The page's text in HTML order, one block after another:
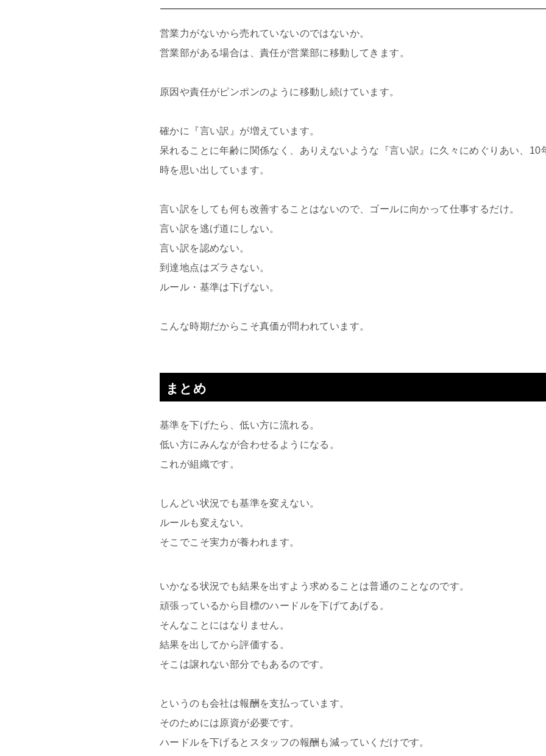
営業力がないから売れていないのではないか。
営業部がある場合は、責任が営業部に移動してきます。
原因や責任がピンポンのように移動し続けています。
確かに『言い訳』が増えています。
呆れることに年齢に関係なく、ありえないような『言い訳』に久々にめぐりあい、10
時を思い出しています。
言い訳をしても何も改善することはないので、ゴールに向かって仕事するだけ。
言い訳を逃げ道にしない。
言い訳を認めない。
到達地点はズラさない。
ルール・基準は下げない。
こんな時期だからこそ真価が問われています。
まとめ
基準を下げたら、低い方に流れる。
低い方にみんなが合わせるようになる。
これが組織です。
しんどい状況でも基準を変えない。
ルールも変えない。
そこでこそ実力が養われます。
いかなる状況でも結果を出すよう求めることは普通のことなのです。
頑張っているから目標のハードルを下げてあげる。
そんなことにはなりません。
結果を出してから評価する。
そこは譲れない部分でもあるのです。
というのも会社は報酬を支払っています。
そのためには原資が必要です。
ハードルを下げるとスタッフの報酬も減っていくだけです。